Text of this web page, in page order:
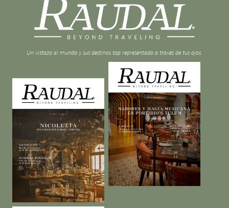
Un vistazo al mundo y sus destinos top representado a través de tus ojos.